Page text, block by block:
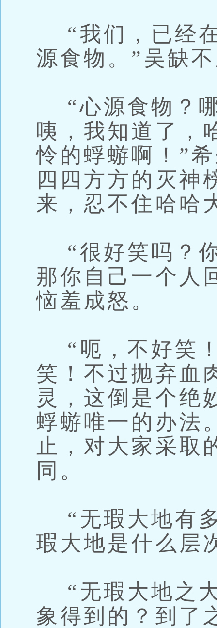
“我们，已经
源食物。”吴缺
“心源食物？
咦，我知道了，
怜的蜉蝣啊！”
四四方方的灭神
来，忍不住哈哈
“很好笑吗？
那你自己一个人
恼羞成怒。
“呃，不好笑
笑！不过抛弃血
灵，这倒是个绝
蜉蝣唯一的办法
止，对大家采取
同。
“无瑕大地有
瑕大地是什么层
“无瑕大地之
象得到的？到了